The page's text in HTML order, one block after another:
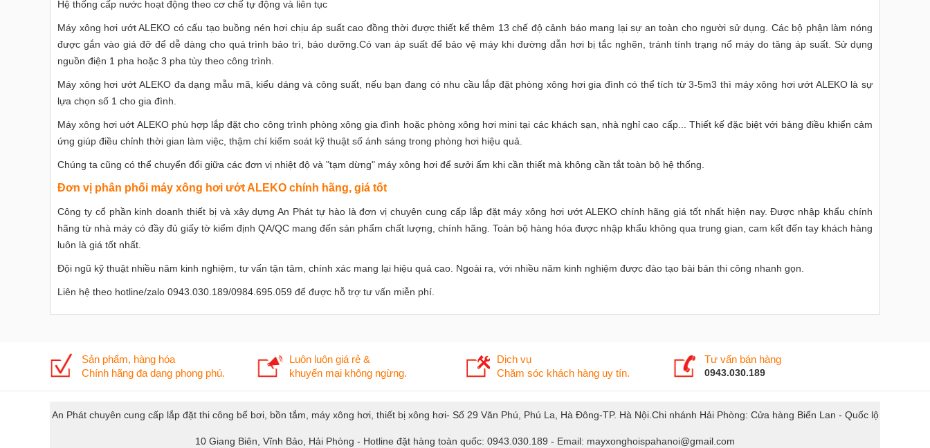
Hệ thống cấp nước hoạt động theo cơ chế tự động và liên tục
Máy xông hơi ướt ALEKO có cấu tạo buồng nén hơi chịu áp suất cao đồng thời được thiết kế thêm 13 chế độ cảnh báo mang lại sự an toàn cho người sử dụng. Các bộ phận làm nóng
được gắn vào giá đỡ để dễ dàng cho quá trình bảo trì, bảo dưỡng.Có van áp suất để bảo vệ máy khi đường dẫn hơi bị tắc nghẽn, tránh tính trạng nổ máy do tăng áp suất. Sử dụng
nguồn điện 1 pha hoặc 3 pha tùy theo công trình.
Máy xông hơi ướt ALEKO đa dạng mẫu mã, kiểu dáng và công suất, nếu bạn đang có nhu cầu lắp đặt phòng xông hơi gia đình có thể tích từ 3-5m3 thì máy xông hơi ướt ALEKO là sự
lựa chọn số 1 cho gia đình.
Máy xông hơi uớt ALEKO phù hợp lắp đặt cho công trình phòng xông gia đình hoặc phòng xông hơi mini tại các khách sạn, nhà nghỉ cao cấp... Thiết kế đặc biệt với bảng điều khiển cảm
ứng giúp điều chỉnh thời gian làm việc, thậm chí kiểm soát kỹ thuật số ánh sáng trong phòng hơi hiệu quả.
Chúng ta cũng có thể chuyển đổi giữa các đơn vị nhiệt độ và "tạm dừng" máy xông hơi để sưởi ấm khi cần thiết mà không cần tắt toàn bộ hệ thống.
Đơn vị phân phối máy xông hơi ướt ALEKO chính hãng, giá tốt
Công ty cổ phần kinh doanh thiết bị và xây dựng An Phát tự hào là đơn vị chuyên cung cấp lắp đặt máy xông hơi ướt ALEKO chính hãng giá tốt nhất hiện nay. Được nhập khẩu chính
hãng từ nhà máy có đầy đủ giấy tờ kiểm định QA/QC mang đến sản phẩm chất lượng, chính hãng. Toàn bộ hàng hóa được nhập khẩu không qua trung gian, cam kết đến tay khách hàng
luôn là giá tốt nhất.
Đội ngũ kỹ thuật nhiều năm kinh nghiệm, tư vấn tận tâm, chính xác mang lại hiệu quả cao. Ngoài ra, với nhiều năm kinh nghiệm được đào tạo bài bản thi công nhanh gọn.
Liên hệ theo hotline/zalo 0943.030.189/0984.695.059 để được hỗ trợ tư vấn miễn phí.
Sản phẩm, hàng hóa
Chính hãng đa dạng phong phú.
Luôn luôn giá rẻ &
khuyến mại không ngừng.
Dịch vụ
Chăm sóc khách hàng uy tín.
Tư vấn bán hàng
0943.030.189
An Phát chuyên cung cấp lắp đặt thi công bể bơi, bồn tắm, máy xông hơi, thiết bị xông hơi- Số 29 Văn Phú, Phú La, Hà Đông-TP. Hà Nội.Chi nhánh Hải Phòng: Cửa hàng Biển Lan - Quốc lộ
10 Giang Biên, Vĩnh Bảo, Hải Phòng - Hotline đặt hàng toàn quốc: 0943.030.189 - Email: mayxonghoispahanoi@gmail.com